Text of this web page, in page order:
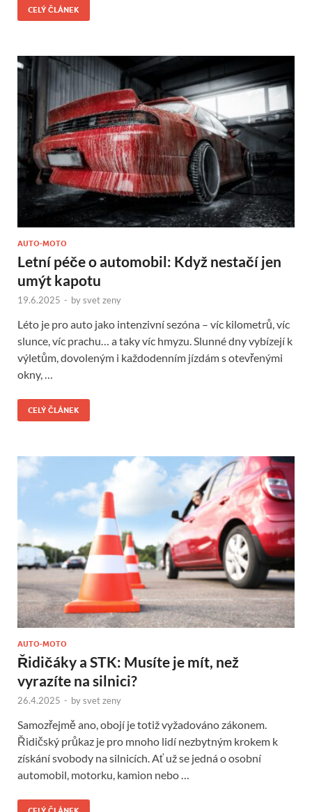
CELÝ ČLÁNEK
AUTO-MOTO
Letní péče o automobil: Když nestačí jen
umýt kapotu
19.6.2025 - bysvet zeny
Léto je pro auto jako intenzivní sezóna – víc kilometrů, víc
slunce, víc prachu… a taky víc hmyzu. Slunné dny vybízejí k
výletům, dovoleným i každodenním jízdám s otevřenými
okny, …
CELÝ ČLÁNEK
AUTO-MOTO
Řidičáky a STK: Musíte je mít, než
vyrazíte na silnici?
26.4.2025 - bysvet zeny
Samozřejmě ano, obojí je totiž vyžadováno zákonem.
Řidičský průkaz je pro mnoho lidí nezbytným krokem k
získání svobody na silnicích. Ať už se jedná o osobní
automobil, motorku, kamion nebo …